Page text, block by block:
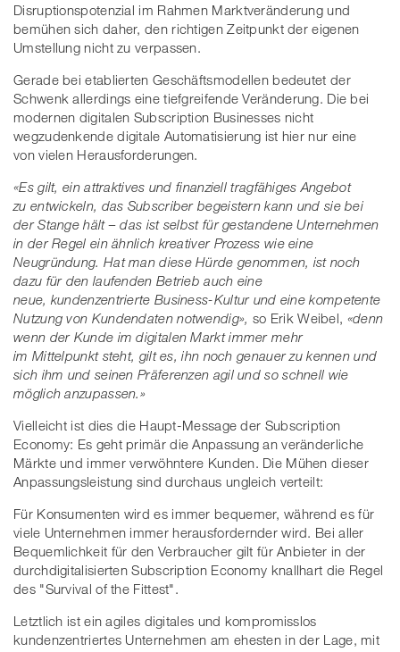
Disruptionspotenzial im Rahmen Marktveränderung und
bemühen sich daher, den richtigen Zeitpunkt der eigenen
Umstellung nicht zu verpassen.
Gerade bei etablierten Geschäftsmodellen bedeutet der
Schwenk allerdings eine tiefgreifende Veränderung. Die bei
modernen digitalen Subscription Businesses nicht
wegzudenkende digitale Automatisierung ist hier nur eine
von vielen Herausforderungen.
«Es gilt, ein attraktives und finanziell tragfähiges Angebot
zu entwickeln, das Subscriber begeistern kann und sie bei
der Stange hält – das ist selbst für gestandene Unternehmen
in der Regel ein ähnlich kreativer Prozess wie eine
Neugründung. Hat man diese Hürde genommen, ist noch
dazu für den laufenden Betrieb auch eine
neue, kundenzentrierte Business-Kultur und eine kompetente
Nutzung von Kundendaten notwendig», so Erik Weibel, «denn
wenn der Kunde im digitalen Markt immer mehr
im Mittelpunkt steht, gilt es, ihn noch genauer zu kennen und
sich ihm und seinen Präferenzen agil und so schnell wie
möglich anzupassen.»
Vielleicht ist dies die Haupt-Message der Subscription
Economy: Es geht primär die Anpassung an veränderliche
Märkte und immer verwöhntere Kunden. Die Mühen dieser
Anpassungsleistung sind durchaus ungleich verteilt:
Für Konsumenten wird es immer bequemer, während es für
viele Unternehmen immer herausfordernder wird. Bei aller
Bequemlichkeit für den Verbraucher gilt für Anbieter in der
durchdigitalisierten Subscription Economy knallhart die Regel
des "Survival of the Fittest".
Letztlich ist ein agiles digitales und kompromisslos
kundenzentriertes Unternehmen am ehesten in der Lage, mit